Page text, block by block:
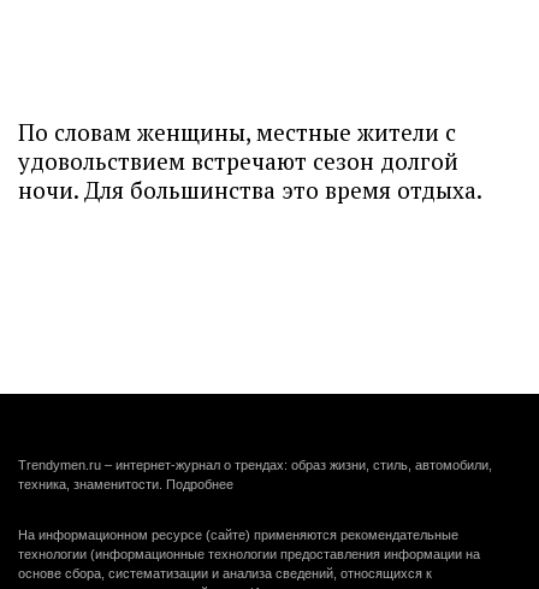
По словам женщины, местные жители с
удовольствием встречают сезон долгой
ночи. Для большинства это время отдыха.
Trendymen.ru – интернет-журнал о трендах: образ жизни, стиль, автомобили,
техника, знаменитости. Подробнее
На информационном ресурсе (сайте) применяются рекомендательные
технологии (информационные технологии предоставления информации на
основе сбора, систематизации и анализа сведений, относящихся к